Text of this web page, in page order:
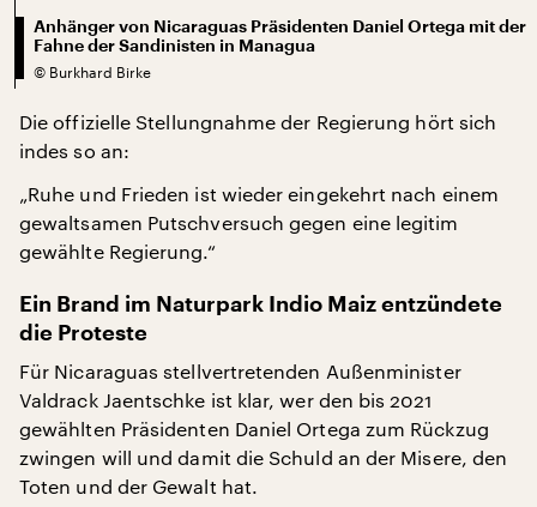
Anhänger von Nicaraguas Präsidenten Daniel Ortega mit der
Fahne der Sandinisten in Managua
© Burkhard Birke
Die offizielle Stellungnahme der Regierung hört sich
indes so an:
„Ruhe und Frieden ist wieder eingekehrt nach einem
gewaltsamen Putschversuch gegen eine legitim
gewählte Regierung.“
Ein Brand im Naturpark Indio Maiz entzündete
die Proteste
Für Nicaraguas stellvertretenden Außenminister
Valdrack Jaentschke ist klar, wer den bis 2021
gewählten Präsidenten Daniel Ortega zum Rückzug
zwingen will und damit die Schuld an der Misere, den
Toten und der Gewalt hat.